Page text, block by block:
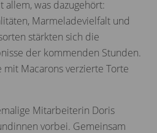
allem, was dazugehört:
Marmeladevielfalt und
stärkten sich die
der kommenden Stunden.
mit Macarons verzierte Torte
Mitarbeiterin Doris
vorbei. Gemeinsam